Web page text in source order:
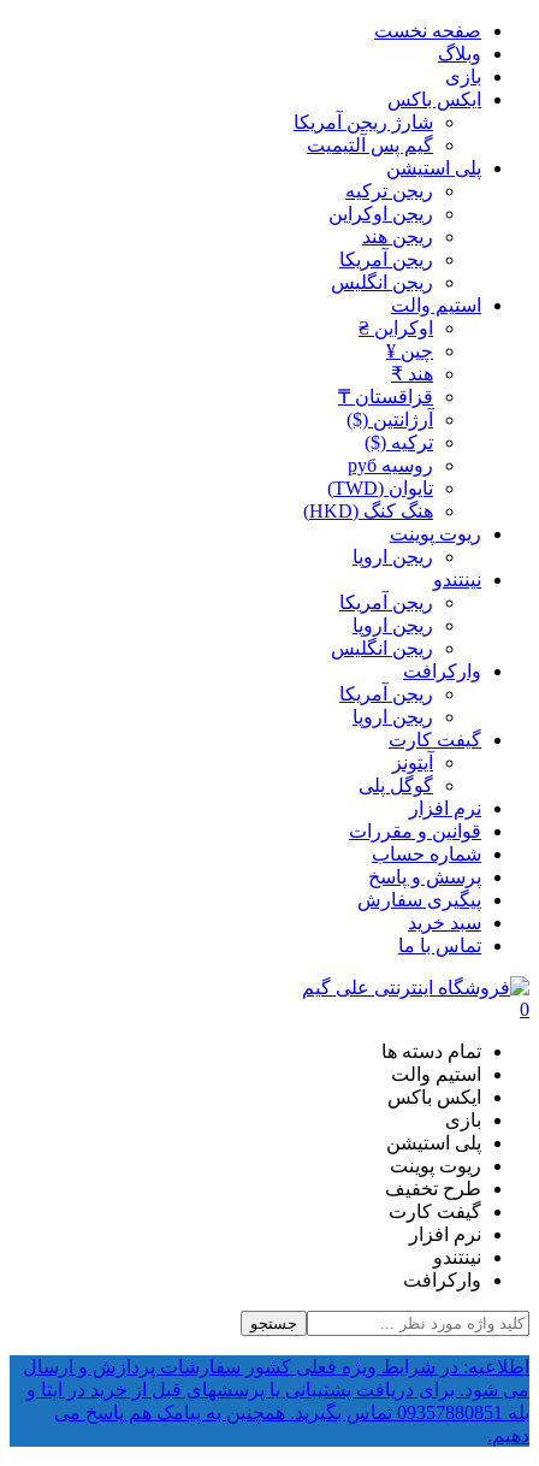
صفحه نخست
وبلاگ
بازی
ایکس باکس
شارژ ریجن آمریکا
گیم پس آلتیمیت
پلی استیشن
ریجن ترکیه
ریجن اوکراین
ریجن هند
ریجن آمریکا
ریجن انگلیس
استیم والت
اوکراین ₴
چین ¥
هند ₹
قزاقستان ₸
آرژانتین ($)
ترکیه ($)
روسیه руб
تایوان (TWD)
هنگ کنگ (HKD)
ریوت پوینت
ریجن اروپا
نینتندو
ریجن آمریکا
ریجن اروپا
ریجن انگلیس
وارکرافت
ریجن آمریکا
ریجن اروپا
گیفت کارت
آیتونز
گوگل پلی
نرم افزار
قوانین و مقررات
شماره حساب
پرسش و پاسخ
پیگیری سفارش
سبد خرید
تماس با ما
0
تمام دسته ها
استیم والت
ایکس باکس
بازی
پلی استیشن
ریوت پوینت
طرح تخفیف
گیفت کارت
نرم افزار
نینتندو
وارکرافت
جستجو
اطلاعیه: در شرایط ویژه فعلی کشور سفارشات پردازش و ارسال
می شود. برای دریافت پشتیبانی یا پرسشهای قبل از خرید در ایتا و
بله 09357880851 تماس بگیرید. همچنین به پیامک هم پاسخ می
دهیم.